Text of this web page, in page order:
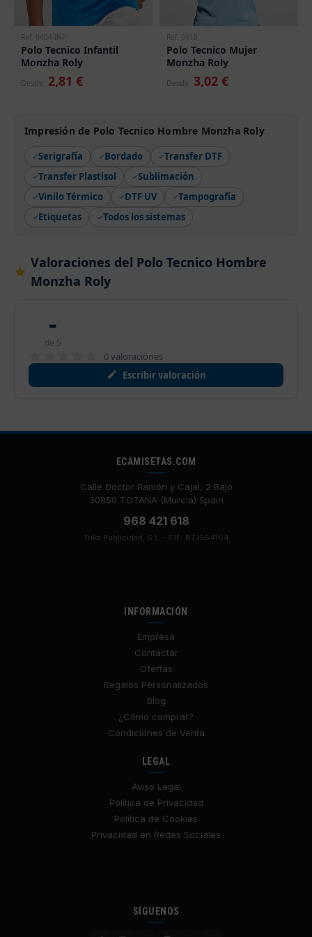
Ref. 0404-INF
Polo Tecnico Infantil
Monzha Roly
Desde 2,81 €
Ref. 0410
Polo Tecnico Mujer
Monzha Roly
Desde 3,02 €
Impresión de Polo Tecnico Hombre Monzha Roly
Serigrafía Bordado
Transfer DTF
Transfer Plastisol
Sublimación
Vinilo Térmico
DTF UV
Tampografía
Etiquetas
Todos los sistemas
Valoraciones del Polo Tecnico Hombre
Monzha Roly
-
de 5
0 valoraciónes
Escribir valoración
ECAMISETAS.COM
Calle Doctor Ramón y Cajal, 2 Bajo
30850 TOTANA (Murcia) Spain
968 421 618
Tuka Publicidad, S.L. - CIF: B73554164
INFORMACIÓN
Empresa
Contactar
Ofertas
Regalos Personalizados
Blog
¿Cómo comprar?
Condiciones de Venta
LEGAL
Aviso Legal
Política de Privacidad
Política de Cookies
Privacidad en Redes Sociales
SÍGUENOS